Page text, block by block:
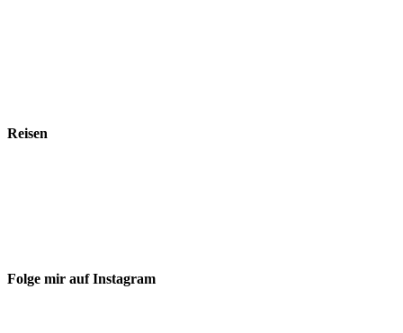
Reisen
Folge mir auf Instagram